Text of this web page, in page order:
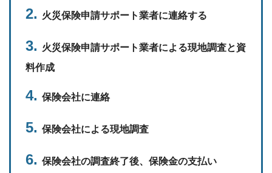
火災保険申請サポート業者に連絡する
火災保険申請サポート業者による現地調査と資
料作成
保険会社に連絡
保険会社による現地調査
保険会社の調査終了後、保険金の支払い